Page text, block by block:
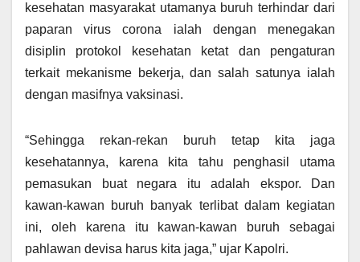
kesehatan masyarakat utamanya buruh terhindar dari
paparan virus corona ialah dengan menegakan
disiplin protokol kesehatan ketat dan pengaturan
terkait mekanisme bekerja, dan salah satunya ialah
dengan masifnya vaksinasi.
“Sehingga rekan-rekan buruh tetap kita jaga
kesehatannya, karena kita tahu penghasil utama
pemasukan buat negara itu adalah ekspor. Dan
kawan-kawan buruh banyak terlibat dalam kegiatan
ini, oleh karena itu kawan-kawan buruh sebagai
pahlawan devisa harus kita jaga,” ujar Kapolri.